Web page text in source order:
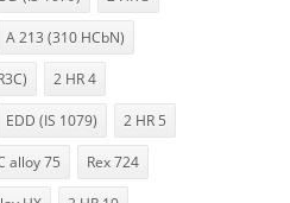
A 213 (310 HCbN)
2 HR 4
EDD (IS 1079) 2 HR 5
alloy 75 Rex 724